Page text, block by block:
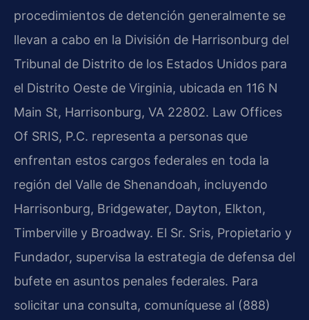
procedimientos de detención generalmente se
llevan a cabo en la División de Harrisonburg del
Tribunal de Distrito de los Estados Unidos para
el Distrito Oeste de Virginia, ubicada en 116 N
Main St, Harrisonburg, VA 22802. Law Offices
Of SRIS, P.C. representa a personas que
enfrentan estos cargos federales en toda la
región del Valle de Shenandoah, incluyendo
Harrisonburg, Bridgewater, Dayton, Elkton,
Timberville y Broadway. El Sr. Sris, Propietario y
Fundador, supervisa la estrategia de defensa del
bufete en asuntos penales federales. Para
solicitar una consulta, comuníquese al (888)